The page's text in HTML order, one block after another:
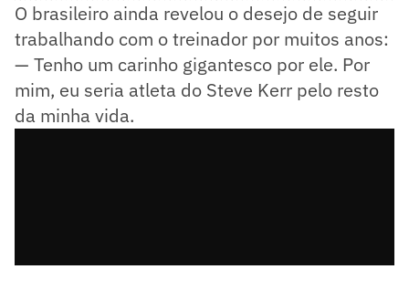
O brasileiro ainda revelou o desejo de seguir
trabalhando com o treinador por muitos anos:
— Tenho um carinho gigantesco por ele. Por
mim, eu seria atleta do Steve Kerr pelo resto
da minha vida.